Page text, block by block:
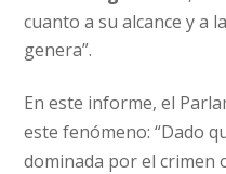
cuanto a su alcance y a
genera”.
En este informe, el
este fenómeno: “Dado
dominada por el crimen